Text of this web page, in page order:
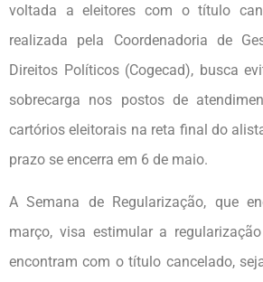
voltada a eleitores com o título
realizada pela Coordenadoria de
Direitos Políticos (Cogecad), busca
sobrecarga nos postos de
cartórios eleitorais na reta final do
prazo se encerra em 6 de maio.
A Semana de Regularização, que
março, visa estimular a
encontram com o título cancelado,